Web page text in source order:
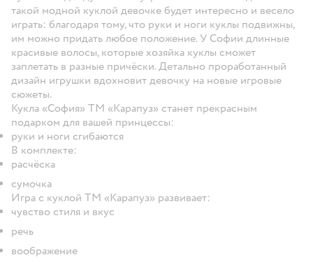
такой модной куклой девочке будет интересно и весело
играть: благодаря тому, что руки и ноги куклы подвижны,
им можно придать любое положение. У Софии длинные
красивые волосы, которые хозяйка куклы сможет
заплетать в разные причёски. Детально проработанный
дизайн игрушки вдохновит девочку на новые игровые
сюжеты.
Кукла «София» ТМ «Карапуз» станет прекрасным
подарком для вашей принцессы:
руки и ноги сгибаются
В комплекте:
расчёска
сумочка
Игра с куклой ТМ «Карапуз» развивает:
чувство стиля и вкус
речь
воображение